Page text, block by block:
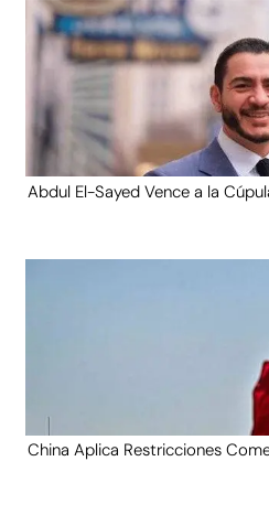
Abdul El-Sayed Vence a la
China Aplica Restricciones